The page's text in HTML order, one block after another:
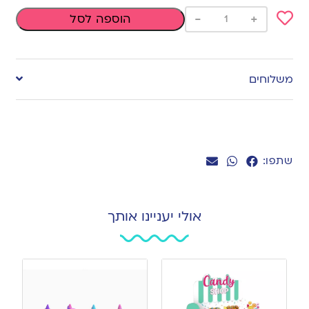
שתפו:
to
wishlist
+
- הוספה לסל
משלוחים
אולי יעניינו אותך